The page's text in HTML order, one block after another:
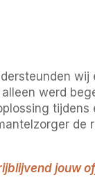
wij
werd
tijdens
de
jouw